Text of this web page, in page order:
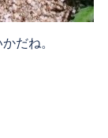
だね。